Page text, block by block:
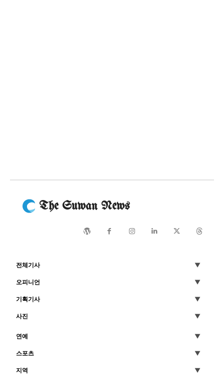
The Suwan News
전체기사
오피니언
기획기사
사진
연예
스포츠
지역